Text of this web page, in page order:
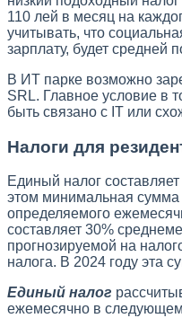
110 лей в месяц на
учитывать, что
зарплату, будет средней
В ИТ парке возможно
SRL. Главное условие в
быть связано с IT или
Налоги для
Единый налог
этом минимальная сумма
определяемого
составляет 30%
прогнозируемой на
налога. В 2024 году эта
Единый налог
ежемесячно в